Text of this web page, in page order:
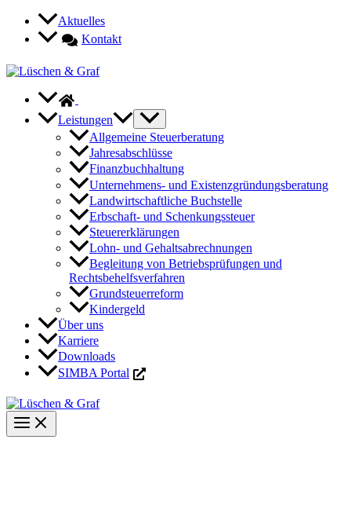
Zum
springen
Aktuelles
Kontakt
Leistungen
Allgemeine Steuerberatung
Jahresabschlüsse
Finanzbuchhaltung
Unternehmens- und Existenzgründungsberatung
Landwirtschaftliche Buchstelle
Erbschaft- und Schenkungssteuer
Steuererklärungen
Lohn- und Gehaltsabrechnungen
Begleitung von Betriebsprüfungen und
Rechtsbehelfsverfahren
Grundsteuerreform
Kindergeld
Über uns
Karriere
Downloads
SIMBA Portal